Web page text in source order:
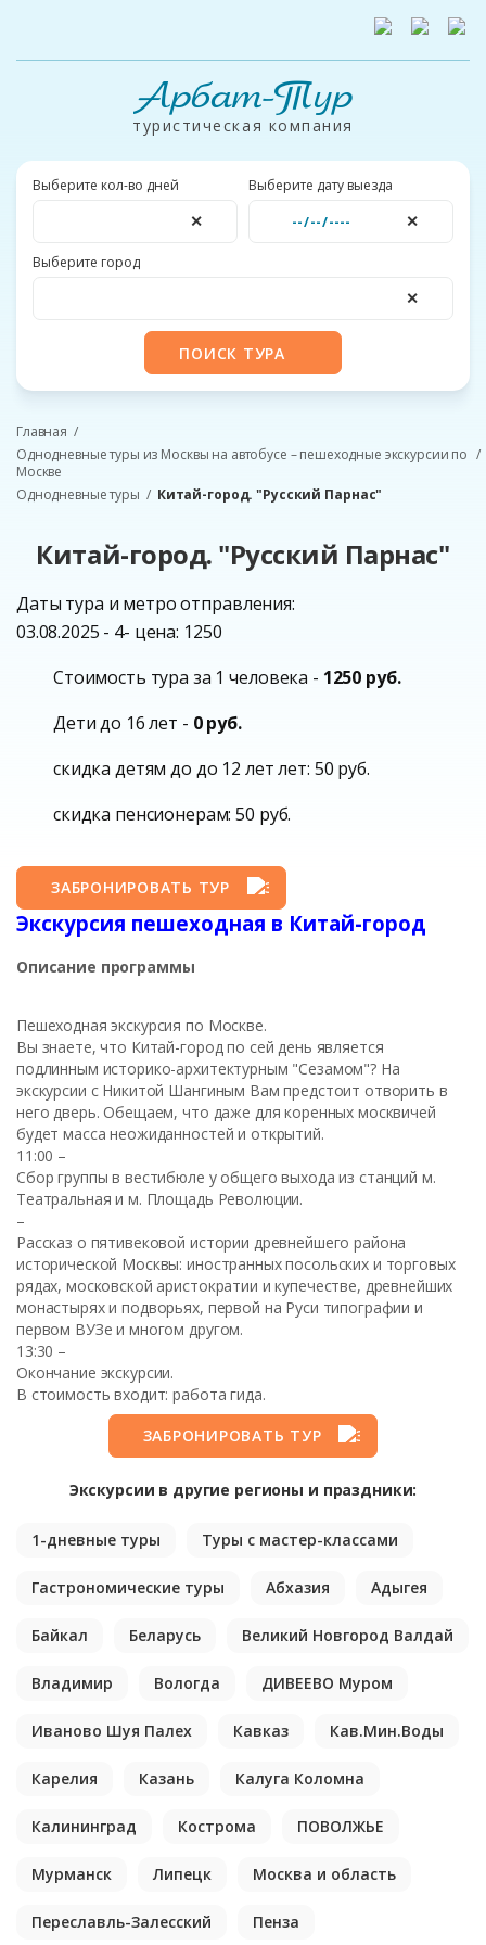
Арбат-Тур
туристическая компания
Выберите кол-во дней
✕
Выберите дату выезда
✕
Выберите город
✕
ПОИСК ТУРА
Главная
Однодневные туры из Москвы на автобусе – пешеходные экскурсии по
Москве
Однодневные туры
Китай-город. "Русский Парнас"
Китай-город. "Русский Парнас"
Даты тура и метро отправления:
03.08.2025 - 4- цена: 1250
Стоимость тура за 1 человека - 1250 руб.
Дети до 16 лет - 0 руб.
скидка детям до до 12 лет лет: 50 руб.
скидка пенсионерам: 50 руб.
ЗАБРОНИРОВАТЬ ТУР
Экскурсия пешеходная в Китай-город
Описание программы
Пешеходная экскурсия по Москве.
Вы знаете, что Китай-город по сей день является
подлинным историко-архитектурным "Сезамом"? На
экскурсии с Никитой Шангиным Вам предстоит отворить в
него дверь. Обещаем, что даже для коренных москвичей
будет масса неожиданностей и открытий.
11:00 –
Сбор группы в вестибюле у общего выхода из станций м.
Театральная и м. Площадь Революции.
–
Рассказ о пятивековой истории древнейшего района
исторической Москвы: иностранных посольских и торговых
рядах, московской аристократии и купечестве, древнейших
монастырях и подворьях, первой на Руси типографии и
первом ВУЗе и многом другом.
13:30 –
Окончание экскурсии.
В стоимость входит: работа гида.
ЗАБРОНИРОВАТЬ ТУР
Экскурсии в другие регионы и праздники:
1-дневные туры Туры с мастер-классами
Гастрономические туры Абхазия Адыгея
Байкал Беларусь Великий Новгород Валдай
Владимир Вологда ДИВЕЕВО Муром
Иваново Шуя Палех Кавказ Кав.Мин.Воды
Карелия Казань Калуга Коломна
Калининград Кострома ПОВОЛЖЬЕ
Мурманск Липецк Москва и область
Переславль-Залесский Пенза